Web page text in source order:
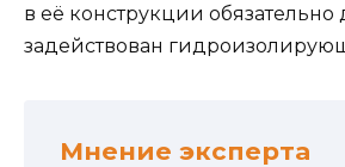
в её конструкции
задействован
Мнение эксперта